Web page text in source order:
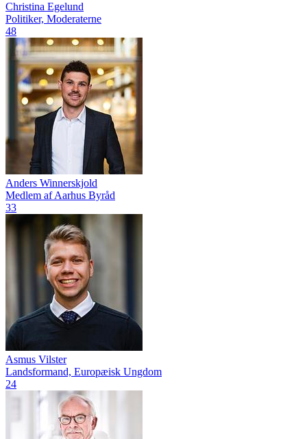
Christina Egelund
Politiker, Moderaterne
48
Anders Winnerskjold
Medlem af Aarhus Byråd
33
Asmus Vilster
Landsformand, Europæisk Ungdom
24